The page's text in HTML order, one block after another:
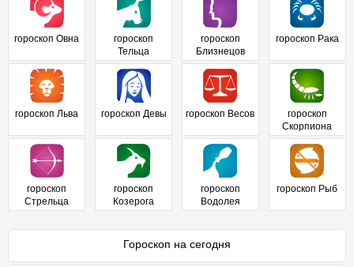
гороскоп Овна
гороскоп
Тельца
гороскоп
Близнецов
гороскоп Рака
гороскоп Льва гороскоп Девы гороскоп Весов
гороскоп
Скорпиона
гороскоп
Стрельца
гороскоп
Козерога
гороскоп
Водолея
гороскоп Рыб
Гороскоп на сегодня